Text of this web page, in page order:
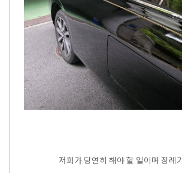
저희가 당연히 해야 할 일이며 장례